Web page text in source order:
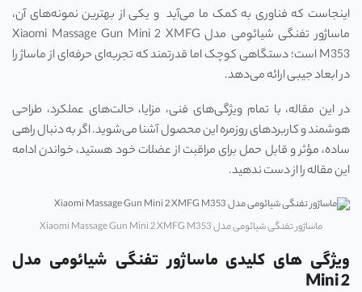
اینجاست که فناوری به کمک ما می‌آید و یکی از بهترین نمونه‌های آن،
ماساژور تفنگی شیائومی مدل Xiaomi Massage Gun Mini 2 XMFG
M353 است؛ دستگاهی کوچک اما قدرتمند که تجربه‌ای حرفه‌ای از ماساژ را
در ابعاد جیبی ارائه می‌دهد.
در این مقاله، با تمام ویژگی‌های فنی، مزایا، حالت‌های عملکرد، طراحی
هوشمند و کاربردهای روزمره این محصول آشنا می‌شوید. اگر به دنبال راهی
ساده، مؤثر و قابل حمل برای مراقبت از عضلات خود هستید، خواندن ادامه
این مقاله را از دست ندهید.
ماساژور تفنگی شیائومی مدل Xiaomi Massage Gun Mini 2 XMFG M353
ویژگی های کلیدی ماساژور تفنگی شیائومی مدل
Mini 2